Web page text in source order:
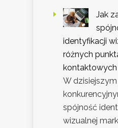
Jak
identyfikacji
różnych
W dzisiejszym
spójność
wizualnej